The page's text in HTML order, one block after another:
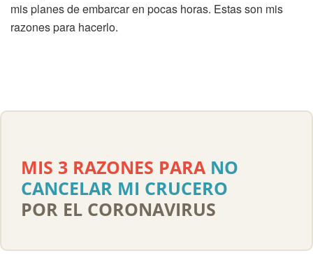
mis planes de embarcar en pocas horas. Estas son mis
razones para hacerlo.
MIS 3 RAZONES PARANO
CANCELAR MI CRUCERO
POR EL CORONAVIRUS